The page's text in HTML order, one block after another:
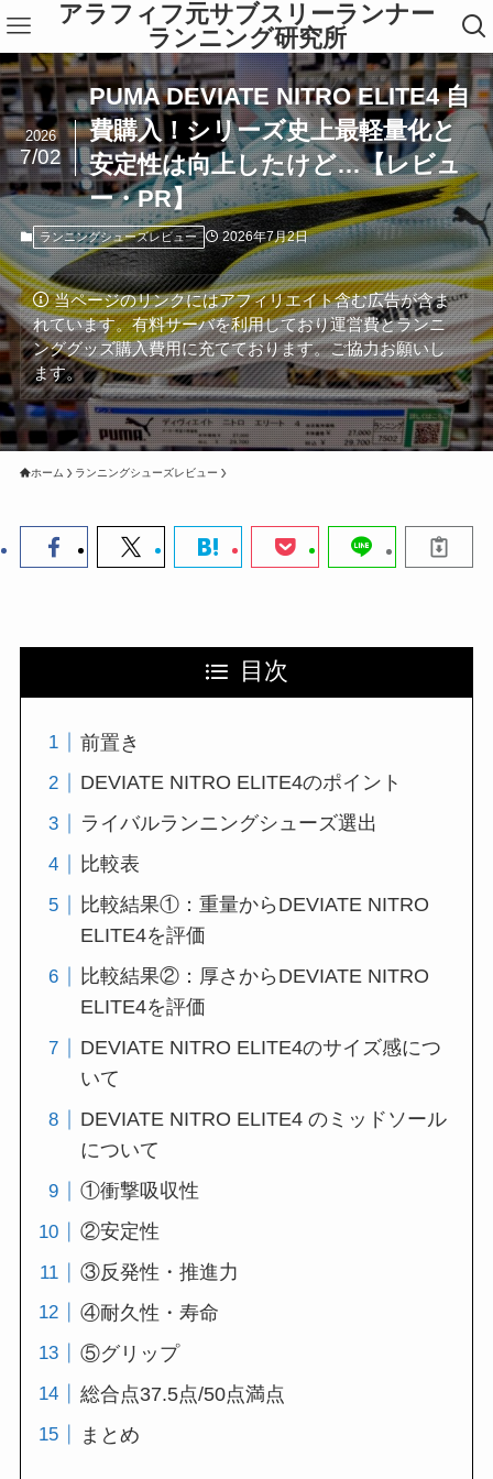
アラフィフ元サブスリーランナー
ランニング研究所
PUMA DEVIATE NITRO ELITE4 自
費購入！シリーズ史上最軽量化と
安定性は向上したけど…【レビュ
ー・PR】
2026
7/02
ランニングシューズレビュー 2026年7月2日
当ページのリンクにはアフィリエイト含む広告が含ま
れています。有料サーバを利用しており運営費とランニ
ンググッズ購入費用に充てております。ご協力お願いし
ます。
ホーム ランニングシューズレビュー
目次
前置き
DEVIATE NITRO ELITE4のポイント
ライバルランニングシューズ選出
比較表
比較結果①：重量からDEVIATE NITRO
ELITE4を評価
比較結果②：厚さからDEVIATE NITRO
ELITE4を評価
DEVIATE NITRO ELITE4のサイズ感につ
いて
DEVIATE NITRO ELITE4 のミッドソール
について
①衝撃吸収性
②安定性
③反発性・推進力
④耐久性・寿命
⑤グリップ
総合点37.5点/50点満点
まとめ